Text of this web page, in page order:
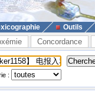
Outils
Concordance
: